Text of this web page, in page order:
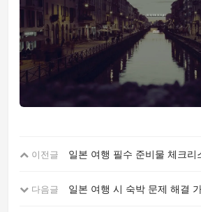
이전글 일본 여행 필수 준비물 체크리
다음글 일본 여행 시 숙박 문제 해결